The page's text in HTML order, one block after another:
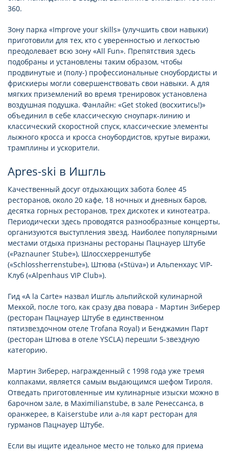
360.
Зону парка «Improve your skills» (улучшить свои навыки)
приготовили для тех, кто с уверенностью и легкостью
преодолевает всю зону «All Fun». Препятствия здесь
подобраны и установлены таким образом, чтобы
продвинутые и (полу-) профессиональные сноубордисты и
фрискиеры могли совершенствовать свои навыки. А для
мягких приземлений во время тренировок установлена
воздушная подушка. Фанлайн: «Get stoked (восхитись!)»
объединил в себе классическую сноупарк-линию и
классический скоростной спуск, классические элементы
лыжного кросса и кросса сноубордистов, крутые виражи,
трамплины и ускорители.
Apres-ski в Ишгль
Качественный досуг отдыхающих забота более 45
ресторанов, около 20 кафе, 18 ночных и дневных баров,
десятка горных ресторанов, трех дискoтек и кинотеатра.
Периодически здесь проводятся разнообразные концерты,
организуются выступления звезд. Наиболее популярными
местами отдыха признаны рестораны Пацнауер Штубе
(«Paznauner Stube»), Шлоссхерренштубе
(«Schlossherrenstube»), Штюва («Stüva») и Альпенхаус VIP-
Клуб («Alpenhaus VIP Club»).
Гид «A la Carte» назвал Ишгль альпийской кулинарной
Меккой, после того, как сразу два повара - Мартин Зиберер
(ресторан Пацнауер Штубе в единственном
пятизвездочном отеле Trofana Royal) и Бенджамин Парт
(ресторан Штюва в отеле YSCLA) перешли 5-звездную
категорию.
Мартин Зиберер, награжденный с 1998 года уже тремя
колпаками, является самым выдающимся шефом Тироля.
Отведать приготовленные им кулинарные изыски можно в
барочном зале, в Maximilianstube, в зале Ренессанса, в
оранжерее, в Kaiserstube или а-ля карт ресторан для
гурманов Пацнауер Штубе.
Если вы ищите идеальное место не только для приема